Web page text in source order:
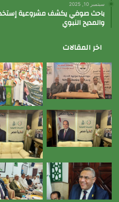
سبتمبر 10, 2025
باحث صوفي يكشف مشروعية
والمديح النبوي
اخر المقالات